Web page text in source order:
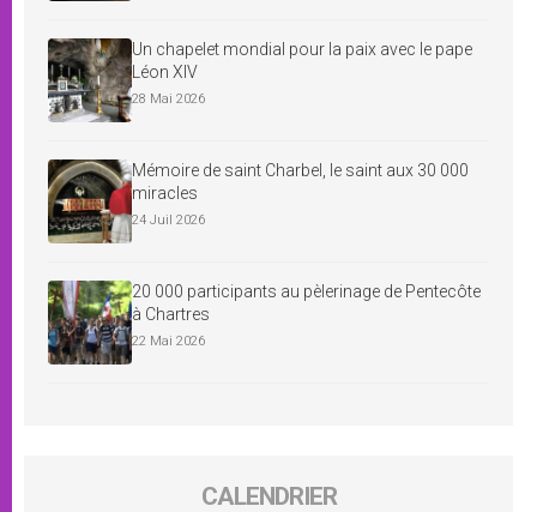
Un chapelet mondial pour la paix avec le pape
Léon XIV
28 Mai 2026
Mémoire de saint Charbel, le saint aux 30 000
miracles
24 Juil 2026
20 000 participants au pèlerinage de Pentecôte
à Chartres
22 Mai 2026
CALENDRIER